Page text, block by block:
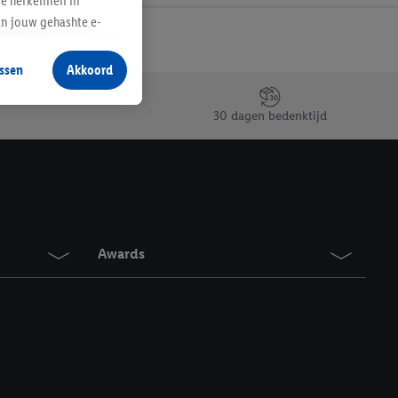
30 dagen bedenktijd
Awards
jouw gehashte e-
producten waarin je
te plaatsen
verschillende
kunnen worden
vergelijkbare
in te
Akkoord